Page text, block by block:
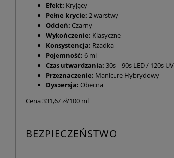
Efekt: Kryjący
Pełne krycie: 2 warstwy
Odcień: Czarny
Wykończenie: Klasyczne
Konsystencja: Rzadka
Pojemność: 6 ml
Czas utwardzania: 30s – 90s LED / 120s UV
Przeznaczenie: Manicure Hybrydowy
Dyspersja: Obecna
Cena 331,67 zł/100 ml
BEZPIECZEŃSTWO